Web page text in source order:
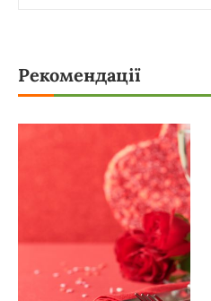
Рекомендації